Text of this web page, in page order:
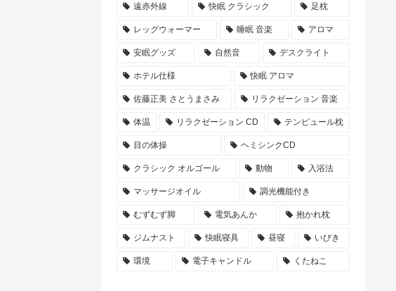
遠赤外線 快眠 クラシック 足枕
レッグウォーマー 睡眠 音楽 アロマ
安眠グッズ 自然音 デスクライト
ホテル仕様 快眠 アロマ
佐藤正美 さとうまさみ リラクゼーション 音楽
体温 リラクゼーション CD テンピュール枕
目の体操 ヘミシンクCD
クラシック オルゴール 動物 入浴法
マッサージオイル 調光機能付き
むずむず脚 電気あんか 抱かれ枕
ジムナスト 快眠寝具 昼寝 いびき
環境 電子キャンドル くたねこ